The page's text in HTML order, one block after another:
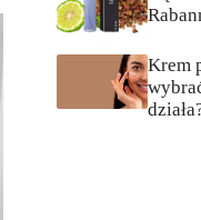
Krem